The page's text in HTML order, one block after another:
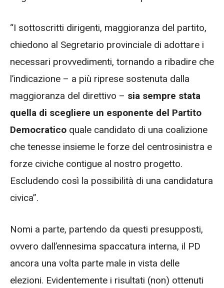
“I sottoscritti dirigenti, maggioranza del partito,
chiedono al Segretario provinciale di adottare i
necessari provvedimenti, tornando a ribadire che
l’indicazione – a più riprese sostenuta dalla
maggioranza del direttivo – sia sempre stata
quella di scegliere un esponente del Partito
Democratico quale candidato di una coalizione
che tenesse insieme le forze del centrosinistra e
forze civiche contigue al nostro progetto.
Escludendo così la possibilità di una candidatura
civica”.
Nomi a parte, partendo da questi presupposti,
ovvero dall’ennesima spaccatura interna, il PD
ancora una volta parte male in vista delle
elezioni. Evidentemente i risultati (non) ottenuti